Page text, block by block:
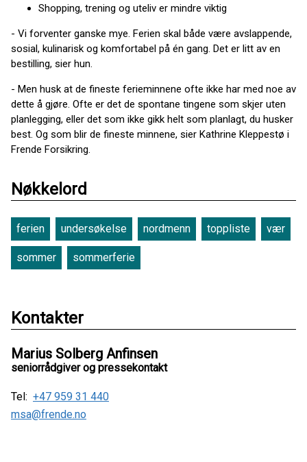
Shopping, trening og uteliv er mindre viktig
- Vi forventer ganske mye. Ferien skal både være avslappende,
sosial, kulinarisk og komfortabel på én gang. Det er litt av en
bestilling, sier hun.
- Men husk at de fineste ferieminnene ofte ikke har med noe av
dette å gjøre. Ofte er det de spontane tingene som skjer uten
planlegging, eller det som ikke gikk helt som planlagt, du husker
best. Og som blir de fineste minnene, sier Kathrine Kleppestø i
Frende Forsikring.
Nøkkelord
ferien undersøkelse nordmenn toppliste vær
sommer sommerferie
Kontakter
Marius Solberg Anfinsen
seniorrådgiver og pressekontakt
Tel: +47 959 31 440
msa@frende.no